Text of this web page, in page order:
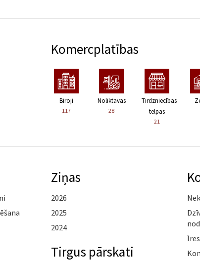
Komercplatības
Biroji
117
Noliktavas
28
Tirdzniecības
telpas
21
Ziņas
2026
2025
2024
Tirgus pārskati